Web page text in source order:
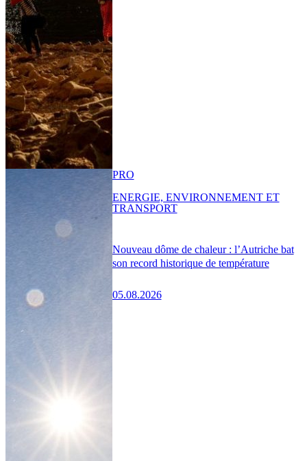
Nouveau dôme de chaleur : l’Autriche bat
son record historique de température
05.08.2026
PRO
ENERGIE, ENVIRONNEMENT ET
TRANSPORT